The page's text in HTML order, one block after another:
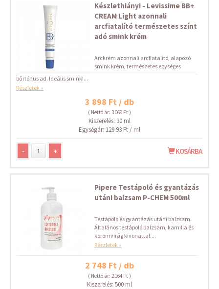
Készlethiány! - Levissime BB+
CREAM Light azonnali
arcfiatalító természetes színt
adó smink krém
Arckrém azonnali arcfiatalító, alapozó
smink krém, természetes egységes
bőrtónus ad. Ideális smink!...
Részletek »
3 898 Ft / db
( Nettó ár: 3 069 Ft )
Kiszerelés: 30 ml
Egységár: 129.93 Ft / ml
- + KOSÁRBA
Pipere Testápoló és gyantázás
utáni balzsam P-CHEM 500ml
Testápoló és gyantázás utáni balzsam.
Általános testápoló balzsam, kamilla és
körömvirág kivonattal....
Részletek »
2 748 Ft / db
( Nettó ár: 2 164 Ft )
Kiszerelés: 500 ml